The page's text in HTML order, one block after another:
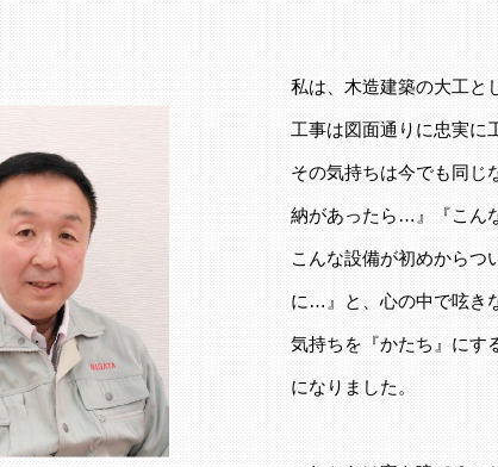
私は、木造建築の大工と
工事は図面通りに忠実に
その気持ちは今でも同じ
納があったら…』『こん
こんな設備が初めから
に…』と、心の中で呟き
気持ちを『かたち』にす
になりました。